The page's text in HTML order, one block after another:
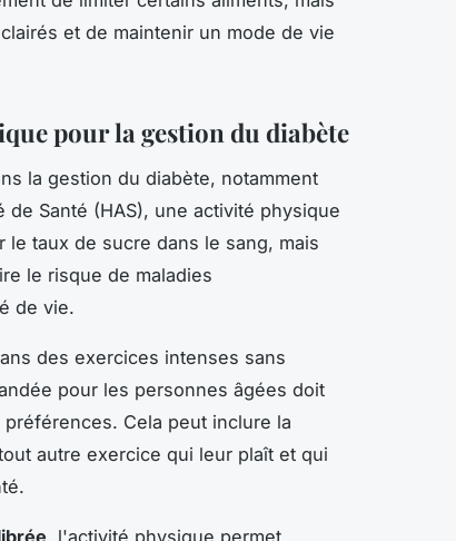
et de maintenir un mode de vie
pour la gestion du diabète
la gestion du diabète, notamment
de Santé (HAS), une activité physique
taux de sucre dans le sang, mais
le risque de maladies
de vie.
des exercices intenses sans
pour les personnes âgées doit
Cela peut inclure la
autre exercice qui leur plaît et qui